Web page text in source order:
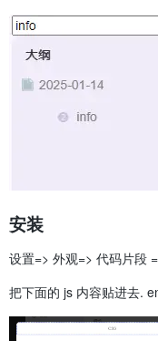
安装
设置=> 外观=> 代码片段
把下面的 js 内容贴进去.